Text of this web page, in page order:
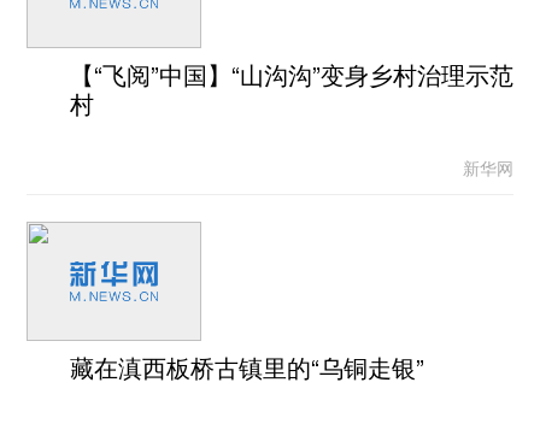
【“飞阅”中国】“山沟沟”变身乡村治理示范
村
新华网
藏在滇西板桥古镇里的“乌铜走银”